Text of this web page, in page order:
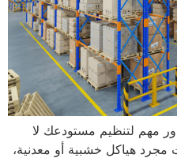
مهم لتنظيم مستودعك لا
هياكل خشبية أو معدنية،